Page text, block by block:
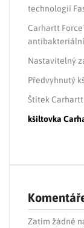
technologií
Carhartt
Nastavitelný
Předvyhnutý
Štítek
kšiltovka
Zatím žádné